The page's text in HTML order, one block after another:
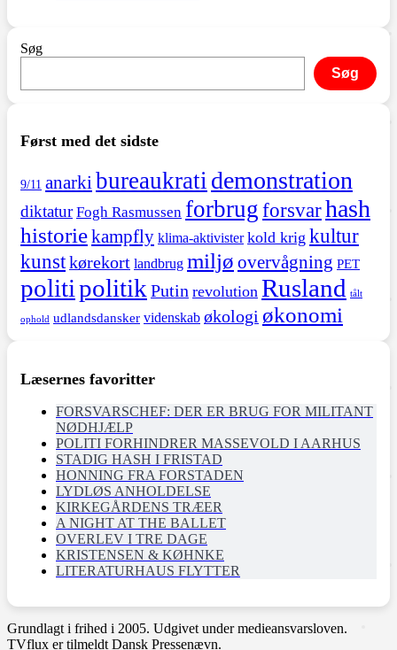
Søg
Søg
Først med det sidste
9/11 anarki bureaukrati demonstration
diktatur Fogh Rasmussen forbrugforsvarhash
historiekampfly klima-aktivister kold krig kultur
kunstkørekort landbrug miljø overvågning PET
politipolitik Putin revolution Rusland tålt
ophold udlandsdansker videnskab økologi økonomi
Læsernes favoritter
FORSVARSCHEF: DER ER BRUG FOR MILITANT
NØDHJÆLP
POLITI FORHINDRER MASSEVOLD I AARHUS
STADIG HASH I FRISTAD
HONNING FRA FORSTADEN
LYDLØS ANHOLDELSE
KIRKEGÅRDENS TRÆER
A NIGHT AT THE BALLET
OVERLEV I TRE DAGE
KRISTENSEN & KØHNKE
LITERATURHAUS FLYTTER
Grundlagt i frihed i 2005. Udgivet under medieansvarsloven.
TVflux er tilmeldt Dansk Pressenævn.